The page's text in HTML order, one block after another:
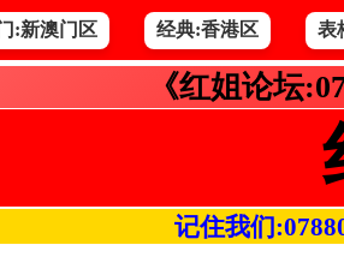
:新澳门区 经典:香港区 表
《红姐论坛
记住我们